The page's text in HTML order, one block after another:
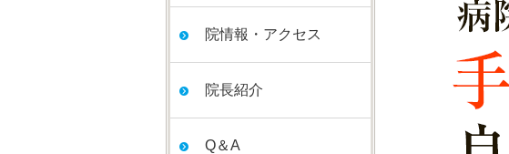
院情報・アクセス
院長紹介
Q＆A